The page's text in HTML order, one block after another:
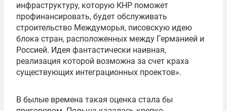
инфраструктуру, которую КНР поможет
профинансировать, будет обслуживать
строительство Междуморья, писовскую идею
блока стран, расположенных между Германией и
Россией. Идея фантастически наивная,
реализация которой возможна за счет краха
существующих интеграционных проектов».
В былые времена такая оценка стала бы